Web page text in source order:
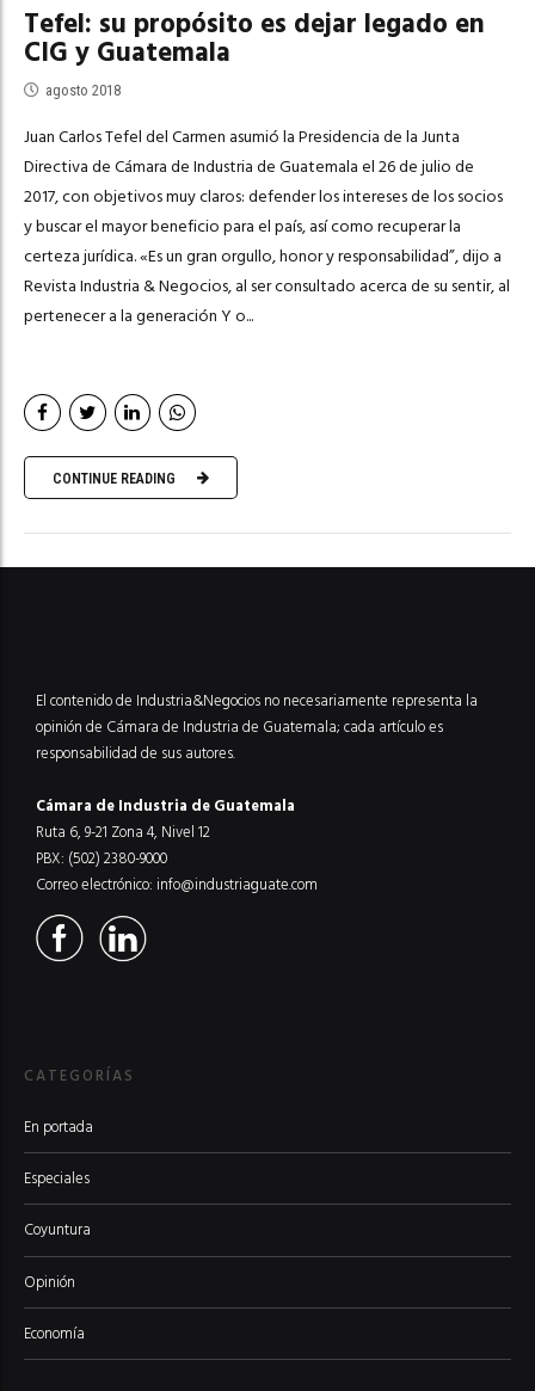
Tefel: su propósito es dejar legado en
CIG y Guatemala
agosto 2018
Juan Carlos Tefel del Carmen asumió la Presidencia de la Junta
Directiva de Cámara de Industria de Guatemala el 26 de julio de
2017, con objetivos muy claros: defender los intereses de los socios
y buscar el mayor beneficio para el país, así como recuperar la
certeza jurídica. «Es un gran orgullo, honor y responsabilidad”, dijo a
Revista Industria & Negocios, al ser consultado acerca de su sentir, al
pertenecer a la generación Y o...
CONTINUE READING
El contenido de Industria&Negocios no necesariamente representa la
opinión de Cámara de Industria de Guatemala; cada artículo es
responsabilidad de sus autores.
Cámara de Industria de Guatemala
Ruta 6, 9-21 Zona 4, Nivel 12
PBX: (502) 2380-9000
Correo electrónico: info@industriaguate.com
CATEGORÍAS
En portada
Especiales
Coyuntura
Opinión
Economía